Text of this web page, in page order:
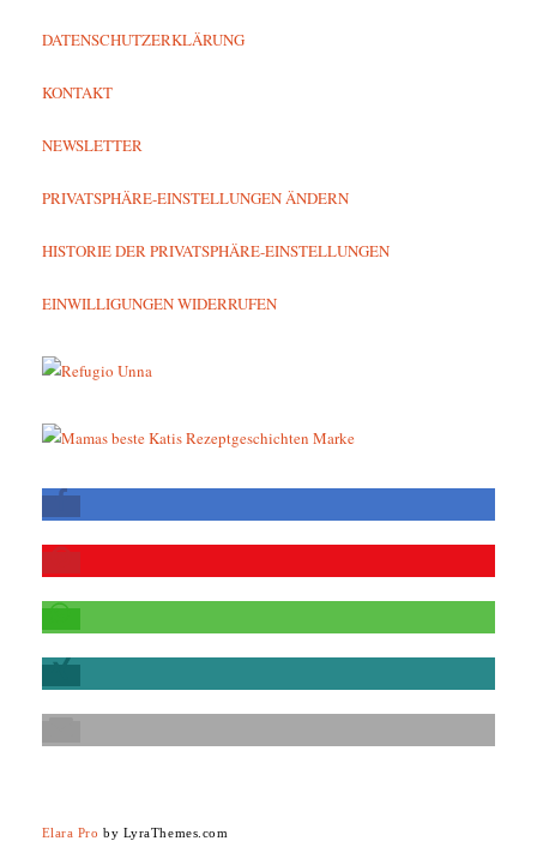
DATENSCHUTZERKLÄRUNG
KONTAKT
NEWSLETTER
PRIVATSPHÄRE-EINSTELLUNGEN ÄNDERN
HISTORIE DER PRIVATSPHÄRE-EINSTELLUNGEN
EINWILLIGUNGEN WIDERRUFEN
Elara Pro by LyraThemes.com